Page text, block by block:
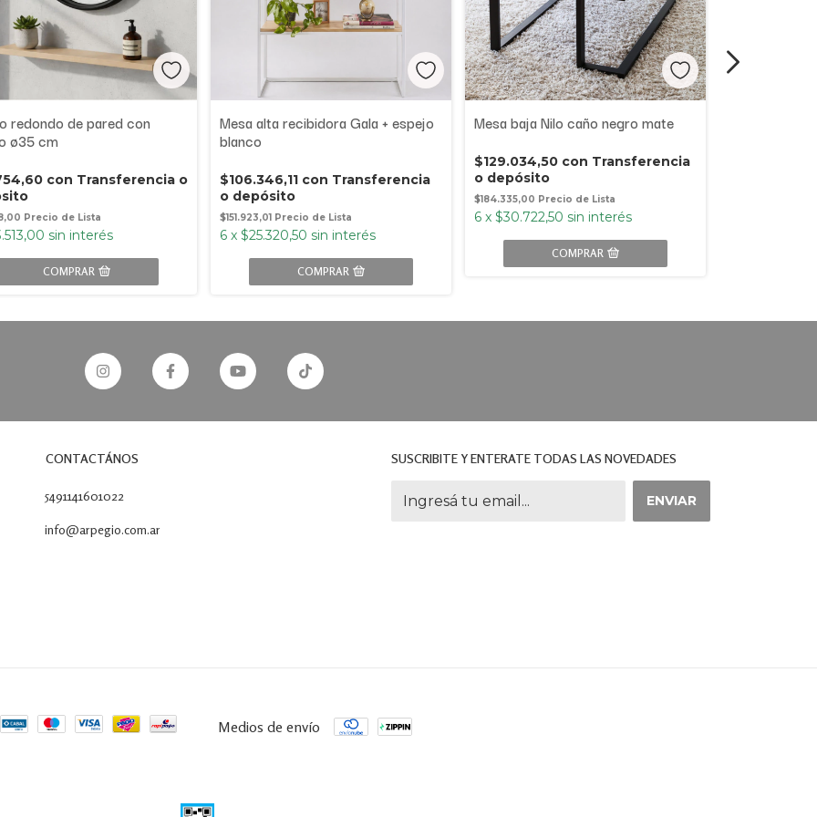
redondo de pared con
ø35 cm
con Transferencia o
sin interés
COMPRAR
Mesa alta recibidora Gala + espejo
blanco
$151.923,01
$106.346,11 con Transferencia
o depósito
6 x $25.320,50 sin interés
COMPRAR
Mesa baja Nilo caño negro mate
$184.335,00
$129.034,50 con Transferencia
o depósito
6 x $30.722,50 sin interés
COMPRAR
CONTACTÁNOS
5491141601022
info@arpegio.com.ar
SUSCRIBITE Y ENTERATE TODAS LAS NOVEDADES
Medios de envío